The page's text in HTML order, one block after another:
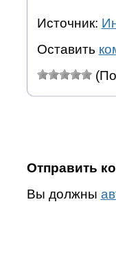
Источник:
Оставить
Отправить
Вы должны